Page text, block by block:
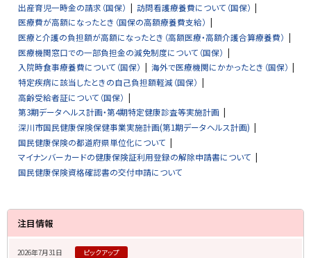
出産育児一時金の請求（国保）
訪問看護療養費について（国保）
医療費が高額になったとき（国保の高額療養費支給）
医療と介護の負担額が高額になったとき（高額医療・高額介護合算療養費）
医療機関窓口での一部負担金の減免制度について（国保）
入院時食事療養費について（国保）
海外で医療機関にかかったとき（国保）
特定疾病に該当したときの自己負担額軽減（国保）
高齢受給者証について（国保）
第3期データヘルス計画・第4期特定健康診査等実施計画
深川市国民健康保険保健事業実施計画(第1期データヘルス計画)
国民健康保険の都道府県単位化について
マイナンバーカードの健康保険証利用登録の解除申請書について
国民健康保険資格確認書の交付申請について
サ
イ
注目情報
2026年7月31日 ピックアップ